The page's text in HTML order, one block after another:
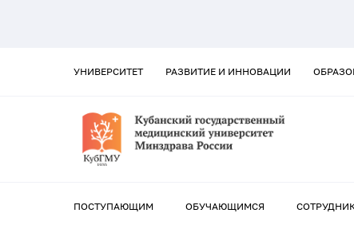
УНИВЕРСИТЕТ РАЗВИТИЕ И ИННОВАЦИИ
ПОСТУПАЮЩИМ ОБУЧАЮЩИМСЯ